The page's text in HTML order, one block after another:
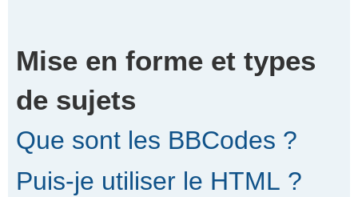
Mise en forme et types
de sujets
Que sont les BBCodes ?
Puis-je utiliser le HTML ?